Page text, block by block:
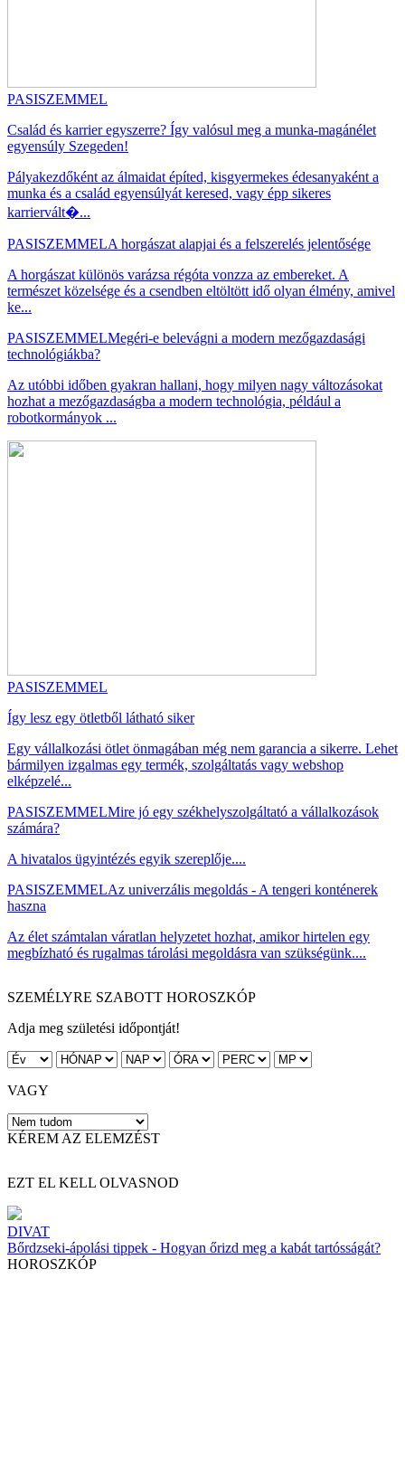
PASISZEMMEL
Család és karrier egyszerre? Így valósul meg a munka-magánélet
egyensúly Szegeden!
Pályakezdőként az álmaidat építed, kisgyermekes édesanyaként a
munka és a család egyensúlyát keresed, vagy épp sikeres
karriervált�...
PASISZEMMELA horgászat alapjai és a felszerelés jelentősége
A horgászat különös varázsa régóta vonzza az embereket. A
természet közelsége és a csendben eltöltött idő olyan élmény, amivel
ke...
PASISZEMMELMegéri-e belevágni a modern mezőgazdasági
technológiákba?
Az utóbbi időben gyakran hallani, hogy milyen nagy változásokat
hozhat a mezőgazdaságba a modern technológia, például a
robotkormányok ...
PASISZEMMEL
Így lesz egy ötletből látható siker
Egy vállalkozási ötlet önmagában még nem garancia a sikerre. Lehet
bármilyen izgalmas egy termék, szolgáltatás vagy webshop
elképzelé...
PASISZEMMELMire jó egy székhelyszolgáltató a vállalkozások
számára?
A hivatalos ügyintézés egyik szereplője....
PASISZEMMELAz univerzális megoldás - A tengeri konténerek
haszna
Az élet számtalan váratlan helyzetet hozhat, amikor hirtelen egy
megbízható és rugalmas tárolási megoldásra van szükségünk....
SZEMÉLYRE SZABOTT HOROSZKÓP
Adja meg születési időpontját!
VAGY
KÉREM AZ ELEMZÉST
EZT EL KELL OLVASNOD
DIVAT
Bőrdzseki-ápolási tippek - Hogyan őrizd meg a kabát tartósságát?
HOROSZKÓP